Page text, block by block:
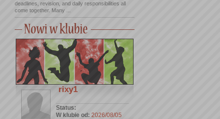
deadlines, revision, and daily responsibilities all
come together. Many ...
rixy1
Status:
W klubie od: 2026/08/05